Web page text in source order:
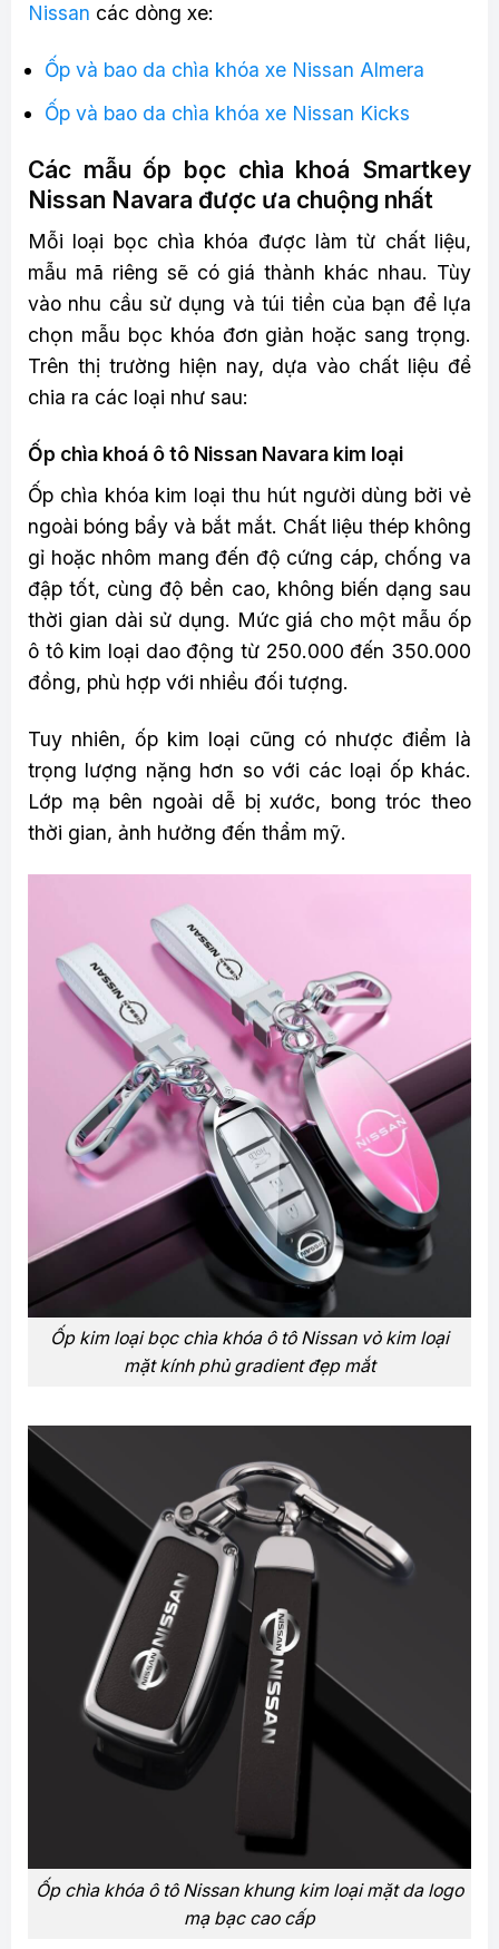
Nissan các dòng xe:
Ốp và bao da chìa khóa xe Nissan Almera
Ốp và bao da chìa khóa xe Nissan Kicks
Các mẫu ốp bọc chìa khoá Smartkey
Nissan Navara được ưa chuộng nhất
Mỗi loại bọc chìa khóa được làm từ chất liệu,
mẫu mã riêng sẽ có giá thành khác nhau. Tùy
vào nhu cầu sử dụng và túi tiền của bạn để lựa
chọn mẫu bọc khóa đơn giản hoặc sang trọng.
Trên thị trường hiện nay, dựa vào chất liệu để
chia ra các loại như sau:
Ốp chìa khoá ô tô Nissan Navara kim loại
Ốp chìa khóa kim loại thu hút người dùng bởi vẻ
ngoài bóng bẩy và bắt mắt. Chất liệu thép không
gỉ hoặc nhôm mang đến độ cứng cáp, chống va
đập tốt, cùng độ bền cao, không biến dạng sau
thời gian dài sử dụng. Mức giá cho một mẫu ốp
ô tô kim loại dao động từ 250.000 đến 350.000
đồng, phù hợp với nhiều đối tượng.
Tuy nhiên, ốp kim loại cũng có nhược điểm là
trọng lượng nặng hơn so với các loại ốp khác.
Lớp mạ bên ngoài dễ bị xước, bong tróc theo
thời gian, ảnh hưởng đến thẩm mỹ.
Ốp kim loại bọc chìa khóa ô tô Nissan vỏ kim loại
mặt kính phủ gradient đẹp mắt
Ốp chìa khóa ô tô Nissan khung kim loại mặt da logo
mạ bạc cao cấp